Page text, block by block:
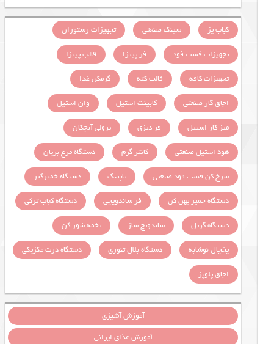
کباب پز سینک صنعتی
تجهیزات رستوران
تجهیزات فست فود
فر پیتزا
قالب پیتزا
تجهیزات کافه
قالب کته
گرمکن غذا
اجاق گاز صنعتی
کابینت استیل
وان استیل
میز کار استیل
فر دیزی
ترولی آبچکان
هود استیل صنعتی
کانتر گرم
دستگاه مرغ بریان
سرخ کن فست فود صنعتی
تاپینگ
دستگاه خمیرگیر
دستگاه خمیر پهن کن
فر ساندویچی
دستگاه کباب ترکی
دستگاه گریل
ساندویچ ساز
تخمه شور کن
یخچال نوشابه
دستگاه بلال تنوری
دستگاه ذرت مکزیکی
اجاق پلوپز
آموزش آشپزی
آموزش غذای ایرانی